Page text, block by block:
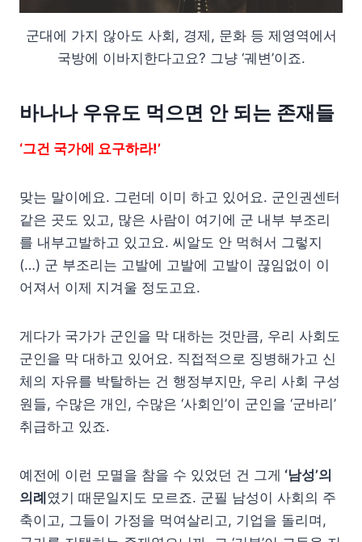
군대에 가지 않아도 사회, 경제, 문화 등 제영역에서
국방에 이바지한다고요? 그냥 ‘궤변’이죠.
바나나 우유도 먹으면 안 되는 존재들
‘그건 국가에 요구하라!’
맞는 말이에요. 그런데 이미 하고 있어요. 군인권센터
같은 곳도 있고, 많은 사람이 여기에 군 내부 부조리
를 내부고발하고 있고요. 씨알도 안 먹혀서 그렇지
(…) 군 부조리는 고발에 고발에 고발이 끊임없이 이
어져서 이제 지겨울 정도고요.
게다가 국가가 군인을 막 대하는 것만큼, 우리 사회도
군인을 막 대하고 있어요. 직접적으로 징병해가고 신
체의 자유를 박탈하는 건 행정부지만, 우리 사회 구성
원들, 수많은 개인, 수많은 ‘사회인’이 군인을 ‘군바리’
취급하고 있죠.
예전에 이런 모멸을 참을 수 있었던 건 그게 ‘남성’의
의례 였기 때문일지도 모르죠. 군필 남성이 사회의 주
축이고, 그들이 가정을 먹여살리고, 기업을 돌리며,